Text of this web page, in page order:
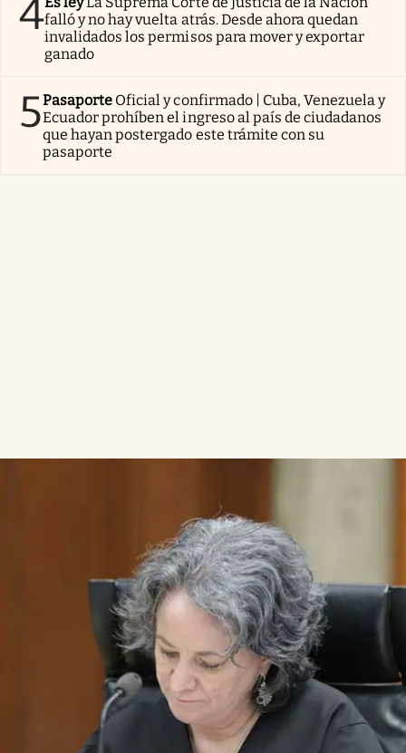
4falló y no hay vuelta atrás. Desde ahora quedan
invalidados los permisos para mover y exportar
ganado
5Pasaporte Oficial y confirmado | Cuba, Venezuela y
Ecuador prohíben el ingreso al país de ciudadanos
que hayan postergado este trámite con su
pasaporte